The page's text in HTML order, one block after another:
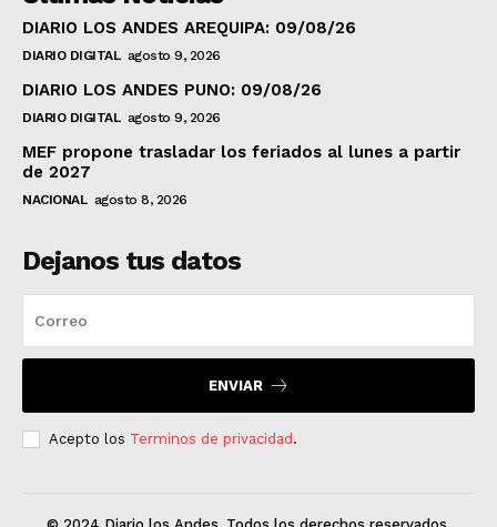
DIARIO LOS ANDES AREQUIPA: 09/08/26
DIARIO DIGITAL agosto 9, 2026
DIARIO LOS ANDES PUNO: 09/08/26
DIARIO DIGITAL agosto 9, 2026
MEF propone trasladar los feriados al lunes a partir
de 2027
NACIONAL agosto 8, 2026
Dejanos tus datos
ENVIAR
Acepto los Terminos de privacidad.